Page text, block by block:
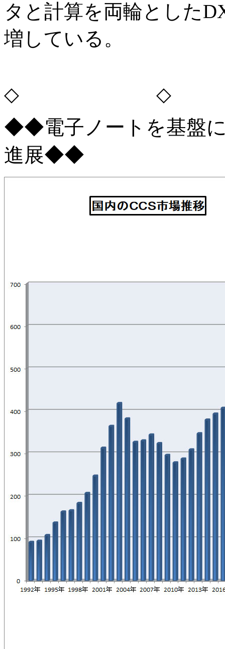
タと計算を両輪とした
増している。
◇ ◇
◆◆電子ノートを基盤
進展◆◆